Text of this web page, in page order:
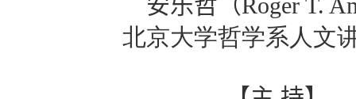
北京大学哲学系人文